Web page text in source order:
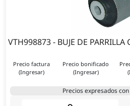
VTH998873 - BUJE DE PARRILLA
Precio factura
(Ingresar)
Precio bonificado
(Ingresar)
Precios expresados